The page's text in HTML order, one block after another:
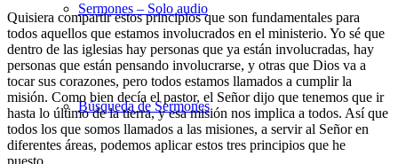
Sermones – Solo audio
Búsqueda de Sermones
Quisiera compartir estos principios que son fundamentales para
todos aquellos que estamos involucrados en el ministerio. Yo sé que
dentro de las iglesias hay personas que ya están involucradas, hay
personas que están pensando involucrarse, y otras que Dios va a
tocar sus corazones, pero todos estamos llamados a cumplir la
misión. Como bien decía el pastor, el Señor dijo que tenemos que ir
hasta lo último de la tierra, y esa misión nos implica a todos. Así que
todos los que somos llamados a las misiones, a servir al Señor en
diferentes áreas, podemos aplicar estos tres principios que he
puesto.